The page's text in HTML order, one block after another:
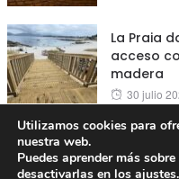
La Praia
acceso
madera
Posted
30 julio
Utilizamos cookies para
nuestra web.
Puedes aprender más
desactivarlas en los ajustes.